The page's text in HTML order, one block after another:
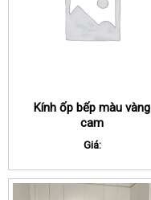
Kính ốp bếp màu vàng
cam
Giá: